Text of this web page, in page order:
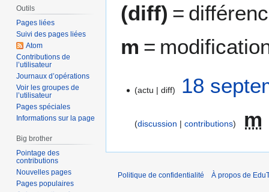
(diff) =
m =
actu diff 18
discussion contributions m
Outils
Pages liées
Suivi des pages liées
Atom
Contributions de
l’utilisateur
Journaux d’opérations
Voir les groupes de
l’utilisateur
Pages spéciales
Informations sur la page
Big brother
Pointage des
contributions
Nouvelles pages
Pages populaires
Politique de confidentialité À propos de